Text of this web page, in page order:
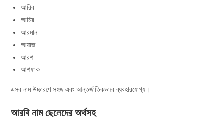
আরিব
আমির
আরমান
আয়াজ
আরশ
আশফাক
এসব নাম উচ্চারণে সহজ এবং আন্তর্জাতিকভাবে ব্যবহারযোগ্য।
আরবি নাম ছেলেদের অর্থসহ